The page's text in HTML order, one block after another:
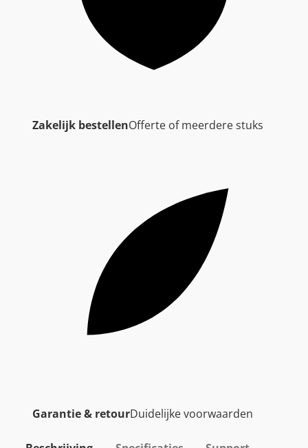
Zakelijk bestellenOfferte of meerdere stuks
Garantie & retourDuidelijke voorwaarden